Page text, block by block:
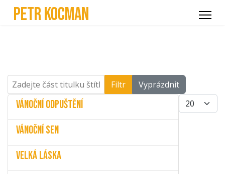
Petr Kocman
Zadejte část titulku štítku Filtr
Vyprázdnit
Počet
Vánoční odpuštění
Vánoční sen
Velká láska